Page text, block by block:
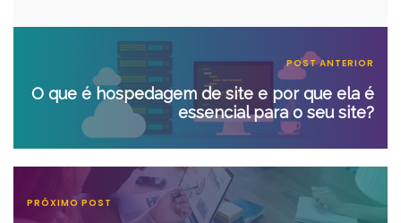
POST ANTERIOR
O que é hospedagem de site e por que ela é
essencial para o seu site?
PRÓXIMO POST